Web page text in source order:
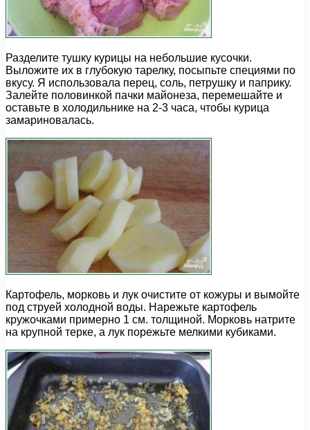
Разделите тушку курицы на небольшие кусочки.
Выложите их в глубокую тарелку, посыпьте специями по
вкусу. Я использовала перец, соль, петрушку и паприку.
Залейте половинкой пачки майонеза, перемешайте и
оставьте в холодильнике на 2-3 часа, чтобы курица
замариновалась.
Картофель, морковь и лук очистите от кожуры и вымойте
под струей холодной воды. Нарежьте картофель
кружочками примерно 1 см. толщиной. Морковь натрите
на крупной терке, а лук порежьте мелкими кубиками.